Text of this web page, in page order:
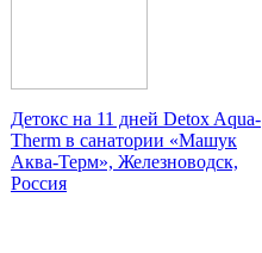
Детокс на 11 дней Detox Aqua-
Therm в санатории «Машук
Аква-Терм», Железноводск,
Россия